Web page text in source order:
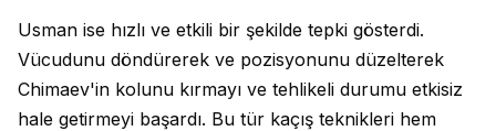
Usman ise hızlı ve etkili bir şekilde tepki gösterdi.
Vücudunu döndürerek ve pozisyonunu düzelterek
Chimaev'in kolunu kırmayı ve tehlikeli durumu etkisiz
hale getirmeyi başardı. Bu tür kaçış teknikleri hem